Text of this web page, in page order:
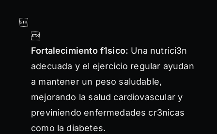


Fortalecimiento f1sico: Una nutrici3n
adecuada y el ejercicio regular ayudan
a mantener un peso saludable,
mejorando la salud cardiovascular y
previniendo enfermedades cr3nicas
como la diabetes.